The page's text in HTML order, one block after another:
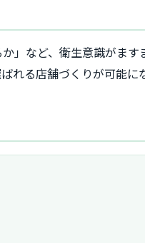
」など、衛生意識がます
れる店舗づくりが可能に